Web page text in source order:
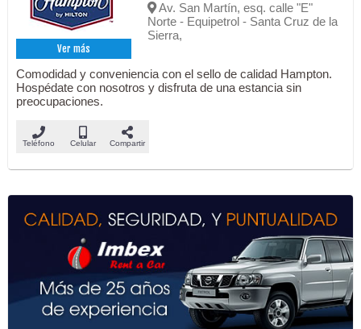
Ver más
Av. San Martín, esq. calle "E"
Norte - Equipetrol - Santa Cruz de la
Sierra,
Comodidad y conveniencia con el sello de calidad Hampton.
Hospédate con nosotros y disfruta de una estancia sin
preocupaciones.
Teléfono Celular Compartir